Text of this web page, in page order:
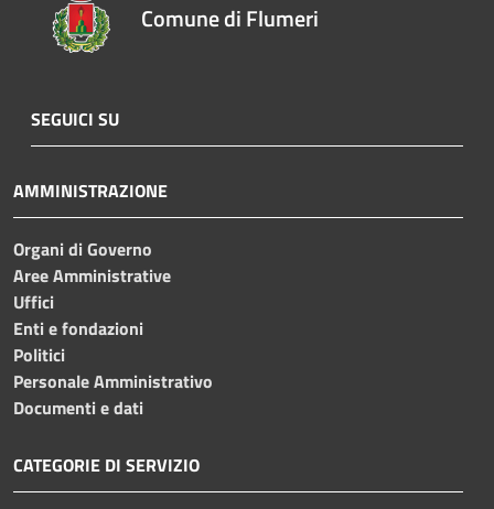
Comune di Flumeri
SEGUICI SU
AMMINISTRAZIONE
Organi di Governo
Aree Amministrative
Uffici
Enti e fondazioni
Politici
Personale Amministrativo
Documenti e dati
CATEGORIE DI SERVIZIO